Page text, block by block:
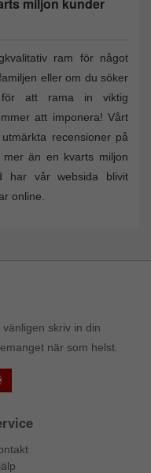
ram för något
eller om du söker
att rama in viktig
att imponera! Vårt
recensioner på
än en kvarts miljon
har vår websida blivit
online.
skriv in din
när som helst.